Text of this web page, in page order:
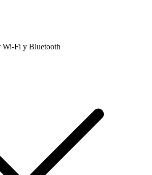
Wi-Fi y Bluetooth